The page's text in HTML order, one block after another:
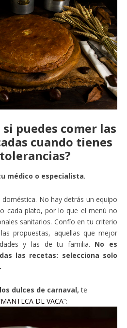
puedes comer las
cuando tienes
médico o especialista.
No hay detrás un equipo
cada plato, por lo que el menú no
sanitarios. Confío en tu criterio
propuestas, aquellas que mejor
y las de tu familia. No es
las recetas: selecciona solo
los dulces de carnaval, te
MANTECA DE VACA“: